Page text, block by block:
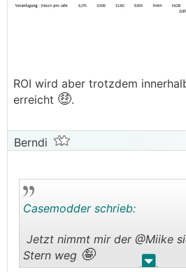
ROI wird aber trotzdem
erreicht 🤑.
Berndi
. .
Casemodder schrieb:
Jetzt nimmt mir der @­Miike
Stern weg 🤪